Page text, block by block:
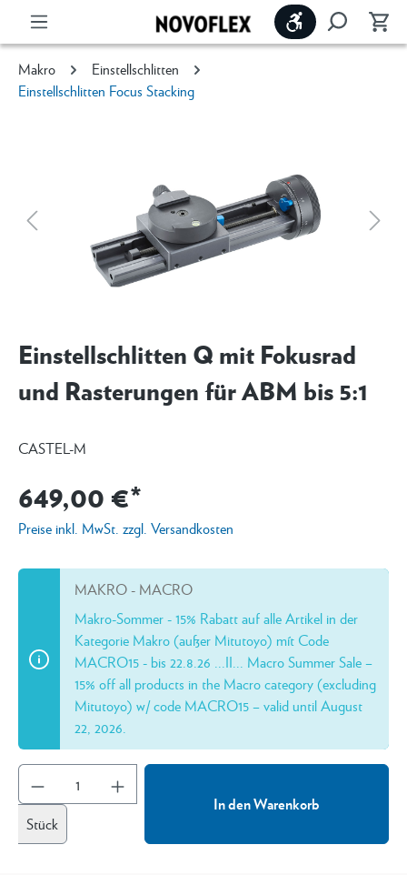
Werkzeugleiste
Makro
Einstellschlitten
Einstellschlitten Focus Stacking
Einstellschlitten Q mit Fokusrad
und Rasterungen für ABM bis 5:1
CASTEL-M
649,00 €*
Preise inkl. MwSt. zzgl. Versandkosten
MAKRO - MACRO
Makro-Sommer - 15% Rabatt auf alle Artikel in der
Kategorie Makro (außer Mitutoyo) mít Code
MACRO15 - bis 22.8.26 ...II... Macro Summer Sale –
15% off all products in the Macro category (excluding
Mitutoyo) w/ code MACRO15 – valid until August
22, 2026.
Stück
In den Warenkorb